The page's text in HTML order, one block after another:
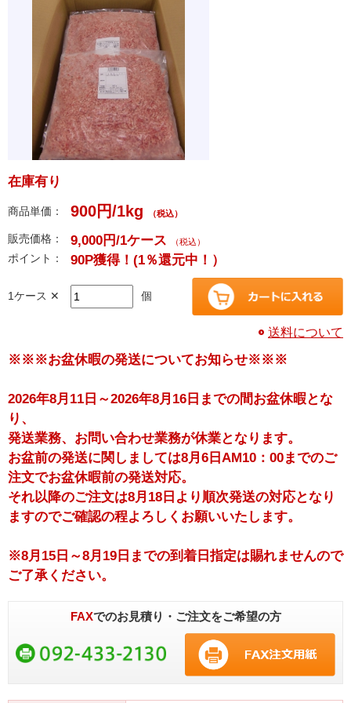
在庫有り
商品単価： 900円/1kg （税込）
販売価格： 9,000円/1ケース （税込）
ポイント： 90P獲得！ (1％還元中！）
1ケース ✕ 個
送料について
※※※お盆休暇の発送についてお知らせ※※※
2026年8月11日～2026年8月16日までの間お盆休暇とな
り、
発送業務、お問い合わせ業務が休業となります。
お盆前の発送に関しましては8月6日AM10：00までのご
注文でお盆休暇前の発送対応。
それ以降のご注文は8月18日より順次発送の対応となり
ますのでご確認の程よろしくお願いいたします。
※8月15日～8月19日までの到着日指定は賜れませんので
ご了承ください。
FAXでのお見積り・ご注文をご希望の方